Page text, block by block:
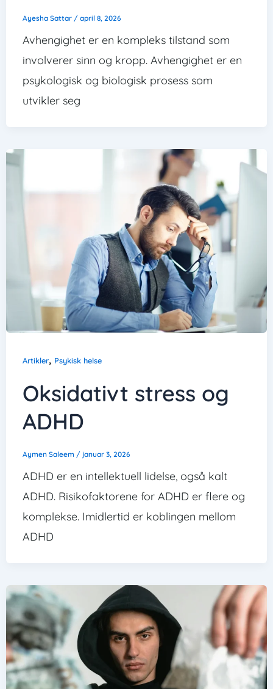
Ayesha Sattar / april 8, 2026
Avhengighet er en kompleks tilstand som
involverer sinn og kropp. Avhengighet er en
psykologisk og biologisk prosess som
utvikler seg
Artikler, Psykisk helse
Oksidativt stress og
ADHD
Aymen Saleem / januar 3, 2026
ADHD er en intellektuell lidelse, også kalt
ADHD. Risikofaktorene for ADHD er flere og
komplekse. Imidlertid er koblingen mellom
ADHD